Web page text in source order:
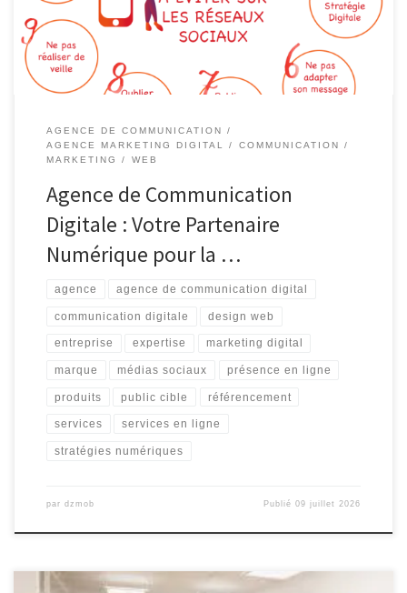
plus en plus connecté. C’est là qu’intervient une agence de
communication digitale, votre allié stratégique […]
AGENCE DE COMMUNICATION
AGENCE MARKETING DIGITAL
COMMUNICATION
MARKETING
WEB
Agence de Communication
Digitale : Votre Partenaire
Numérique pour la …
agence agence de communication digital
communication digitale design web
entreprise expertise marketing digital
marque médias sociaux présence en ligne
produits public cible référencement
services services en ligne
stratégies numériques
par dzmob Publié09 juillet 2026